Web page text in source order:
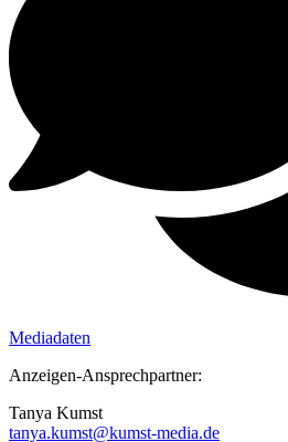
Mediadaten
Anzeigen-Ansprechpartner:
Tanya Kumst
tanya.kumst@kumst-media.de